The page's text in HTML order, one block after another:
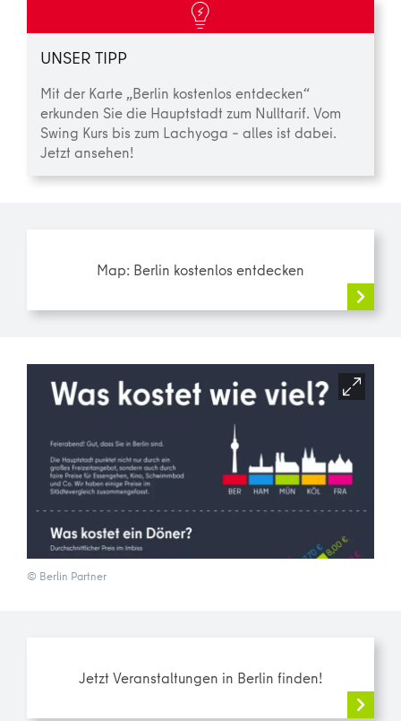
UNSER TIPP
Mit der Karte „Berlin kostenlos entdecken“
erkunden Sie die Hauptstadt zum Nulltarif. Vom
Swing Kurs bis zum Lachyoga – alles ist dabei.
Jetzt ansehen!
Map: Berlin kostenlos entdecken
© Berlin Partner
Jetzt Veranstaltungen in Berlin finden!